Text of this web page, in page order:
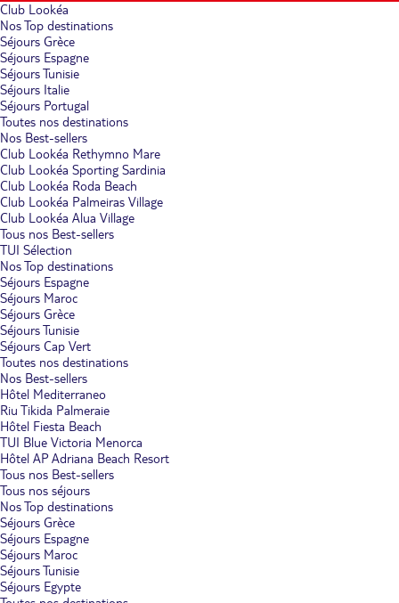
Club Lookéa
Nos Top destinations
Séjours Grèce
Séjours Espagne
Séjours Tunisie
Séjours Italie
Séjours Portugal
Toutes nos destinations
Nos Best-sellers
Club Lookéa Rethymno Mare
Club Lookéa Sporting Sardinia
Club Lookéa Roda Beach
Club Lookéa Palmeiras Village
Club Lookéa Alua Village
Tous nos Best-sellers
TUI Sélection
Nos Top destinations
Séjours Espagne
Séjours Maroc
Séjours Grèce
Séjours Tunisie
Séjours Cap Vert
Toutes nos destinations
Nos Best-sellers
Hôtel Mediterraneo
Riu Tikida Palmeraie
Hôtel Fiesta Beach
TUI Blue Victoria Menorca
Hôtel AP Adriana Beach Resort
Tous nos Best-sellers
Tous nos séjours
Nos Top destinations
Séjours Grèce
Séjours Espagne
Séjours Maroc
Séjours Tunisie
Séjours Egypte